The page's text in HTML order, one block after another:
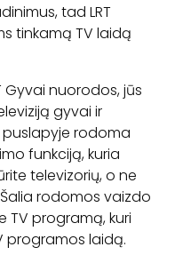
tad LRT
tinkamą TV laidą
Gyvai nuorodos, jūs
gyvai ir
puslapyje rodoma
funkciją, kuria
televizorių, o ne
Šalia rodomos vaizdo
TV programą, kuri
programos laidą.